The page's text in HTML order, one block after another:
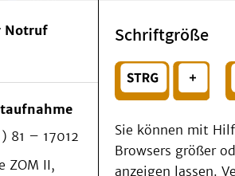
Suchen
oder
Wählen Sie ein Thema für Ihren
Notruf
81 – 17012
ZOM II,
Schriftgröße
Sie können mit
Browsers größer
anzeigen lassen.
Menü
Patienten & Besucher
Kliniken/Institute/Zentren
Als Patient am UKD
Beratung und
Veranstaltungen